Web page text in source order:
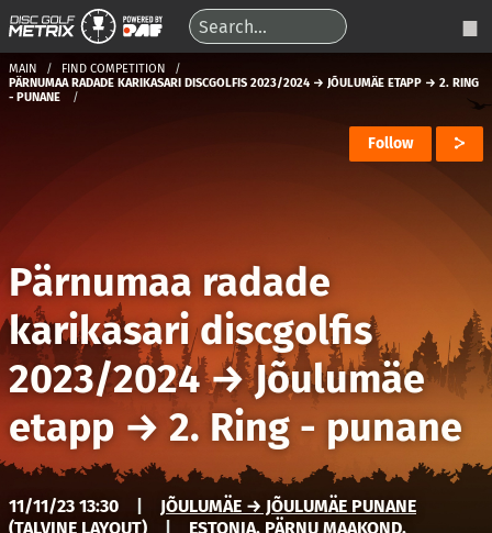
MAIN
FIND COMPETITION
PÄRNUMAA RADADE KARIKASARI DISCGOLFIS 2023/2024 → JÕULUMÄE ETAPP → 2. RING
- PUNANE
Follow
Pärnumaa radade
karikasari discgolfis
2023/2024→Jõulumäe
etapp → 2. Ring - punane
11/11/23 13:30
JÕULUMÄE → JÕULUMÄE PUNANE
(TALVINE LAYOUT)
ESTONIA, PÄRNU MAAKOND,